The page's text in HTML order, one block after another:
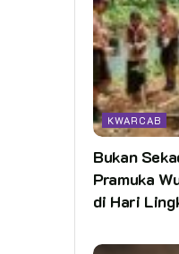
KWARCAB
Bukan
Pramuka
di Hari